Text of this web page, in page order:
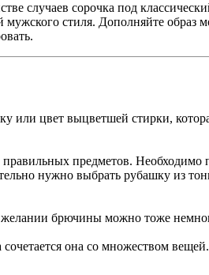
случаев сорочка под
стиля. Дополняйте образ
цвет выцветшей стирки, которая
предметов. Необходимо
нужно выбрать рубашку из
желании брючины можно тоже
она со множеством